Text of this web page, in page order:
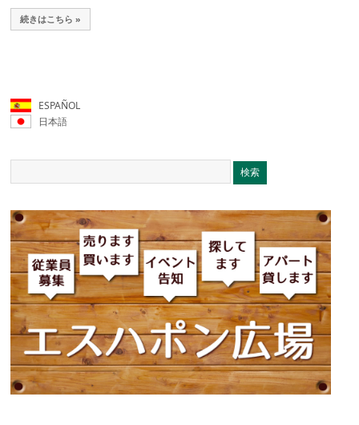
続きはこちら »
ESPAÑOL
日本語